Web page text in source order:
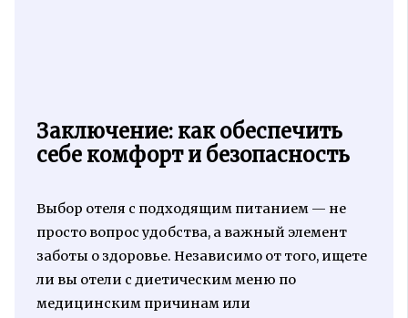
Заключение: как обеспечить
себе комфорт и безопасность
Выбор отеля с подходящим питанием — не
просто вопрос удобства, а важный элемент
заботы о здоровье. Независимо от того, ищете
ли вы отели с диетическим меню по
медицинским причинам или